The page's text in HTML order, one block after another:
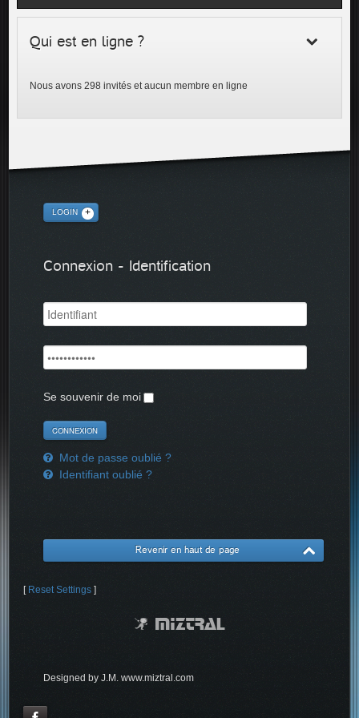
Qui est en ligne ?
Nous avons 298 invités et aucun membre en ligne
LOGIN
Connexion - Identification
Se souvenir de moi
Mot de passe oublié ?
Identifiant oublié ?
Revenir en haut de page
[ Reset Settings ]
Designed by J.M. www.miztral.com